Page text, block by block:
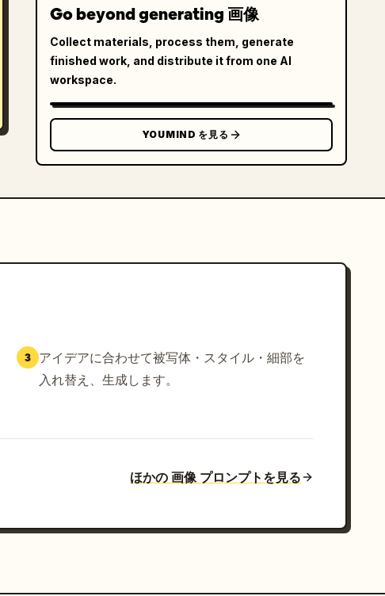
Go beyond generating 画像
Collect materials, process them, generate
finished work, and distribute it from one AI
workspace.
YOUMIND を見る
3
アイデアに合わせて被写体・スタイル・細部を
入れ替え、生成します。
ほかの 画像 プロンプトを見る